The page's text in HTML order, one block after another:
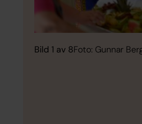
Bild 1 av 8Foto: Gunnar